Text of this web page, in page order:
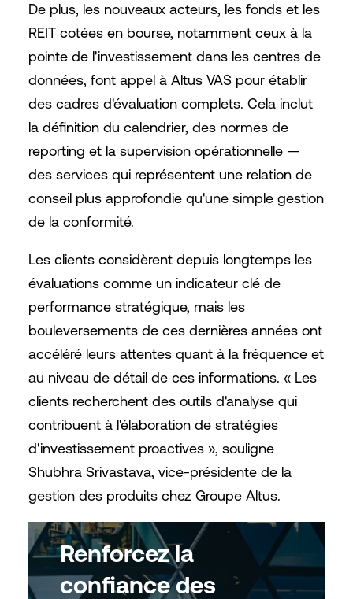
De plus, les nouveaux acteurs, les fonds et les
REIT cotées en bourse, notamment ceux à la
pointe de l'investissement dans les centres de
données, font appel à Altus VAS pour établir
des cadres d'évaluation complets. Cela inclut
la définition du calendrier, des normes de
reporting et la supervision opérationnelle —
des services qui représentent une relation de
conseil plus approfondie qu'une simple gestion
de la conformité.
Les clients considèrent depuis longtemps les
évaluations comme un indicateur clé de
performance stratégique, mais les
bouleversements de ces dernières années ont
accéléré leurs attentes quant à la fréquence et
au niveau de détail de ces informations. « Les
clients recherchent des outils d'analyse qui
contribuent à l'élaboration de stratégies
d'investissement proactives », souligne
Shubhra Srivastava, vice-présidente de la
gestion des produits chez Groupe Altus.
Renforcez la
confiance des